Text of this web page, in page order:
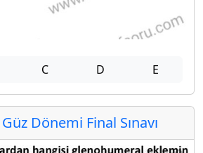
C D E
Dönemi Final Sınavı